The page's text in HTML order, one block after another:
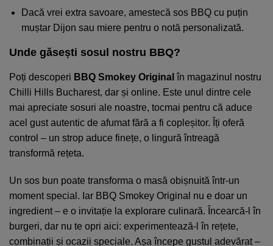
Dacă vrei extra savoare, amestecă sos BBQ cu puțin
muștar Dijon sau miere pentru o notă personalizată.
Unde găsești sosul nostru BBQ?
Poți descoperi BBQ Smokey Original în magazinul nostru
Chilli Hills Bucharest, dar și online. Este unul dintre cele
mai apreciate sosuri ale noastre, tocmai pentru că aduce
acel gust autentic de afumat fără a fi copleșitor. Îți oferă
control – un strop aduce finețe, o lingură întreagă
transformă rețeta.
Un sos bun poate transforma o masă obișnuită într-un
moment special. Iar BBQ Smokey Original nu e doar un
ingredient – e o invitație la explorare culinară. Încearcă-l în
burgeri, dar nu te opri aici: experimentează-l în rețete,
combinații și ocazii speciale. Așa începe gustul adevărat –